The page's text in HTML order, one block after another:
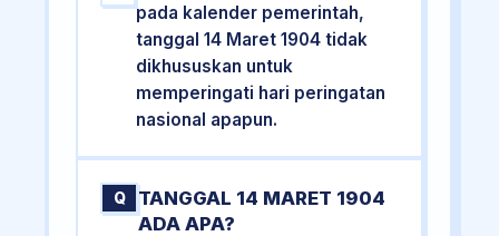
pada kalender pemerintah,
tanggal 14 Maret 1904 tidak
dikhususkan untuk
memperingati hari peringatan
nasional apapun.
Q
TANGGAL 14 MARET 1904
ADA APA?